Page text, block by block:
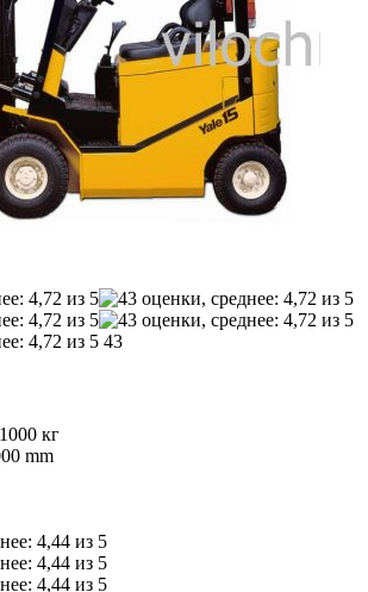
43
1000 кг
mm